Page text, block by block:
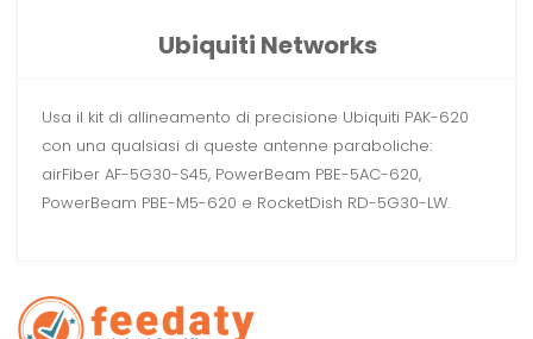
Ubiquiti Networks
Usa il kit di allineamento di precisione Ubiquiti PAK-620
con una qualsiasi di queste antenne paraboliche:
airFiber AF-5G30-S45, PowerBeam PBE-5AC-620,
PowerBeam PBE-M5-620 e RocketDish RD-5G30-LW.